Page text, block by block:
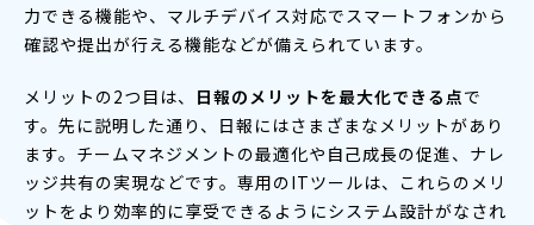
力できる機能や、マルチデバイス対応でスマートフォンから
確認や提出が行える機能などが備えられています。
メリットの2つ目は、 日報のメリットを最大化できる点で
す。先に説明した通り、日報にはさまざまなメリットがあり
ます。チームマネジメントの最適化や自己成長の促進、ナレ
ッジ共有の実現などです。専用のITツールは、これらのメリ
ットをより効率的に享受できるようにシステム設計がなされ